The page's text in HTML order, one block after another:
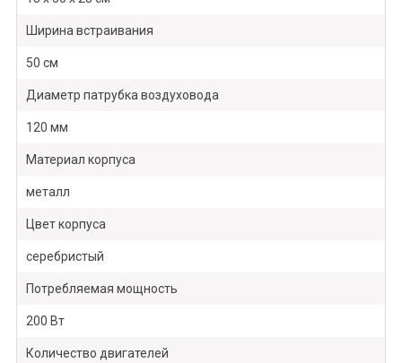
Ширина встраивания
50 см
Диаметр патрубка воздуховода
120 мм
Материал корпуса
металл
Цвет корпуса
серебристый
Потребляемая мощность
200 Вт
Количество двигателей